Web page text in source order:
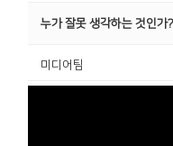
누가 잘못 생각하는 것인가?
미디어팀